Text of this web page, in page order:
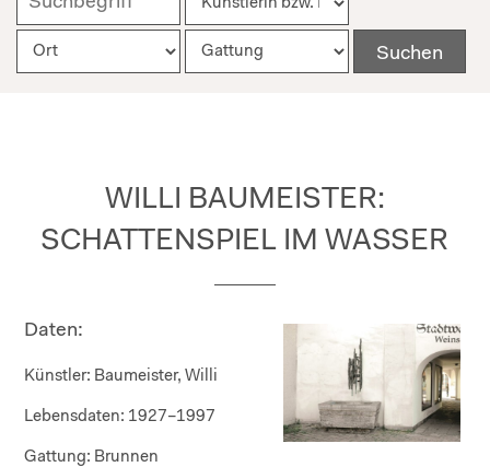
WILLI BAUMEISTER:
SCHATTENSPIEL IM WASSER
Daten:
Künstler: Baumeister, Willi
Lebensdaten: 1927–1997
Gattung: Brunnen